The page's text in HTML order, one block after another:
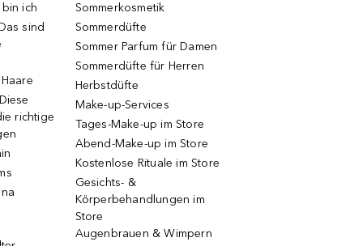
ich
sind
richtige
Sommerkosmetik
Sommerdüfte
Sommer Parfum für Damen
Sommerdüfte für Herren
Herbstdüfte
Make-up-Services
Tages-Make-up im Store
Abend-Make-up im Store
Kostenlose Rituale im Store
Gesichts- &
Körperbehandlungen im
Store
Augenbrauen & Wimpern